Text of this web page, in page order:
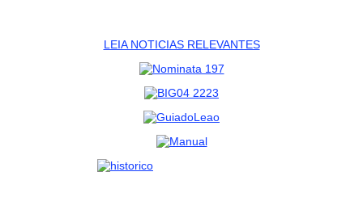
LEIA NOTICIAS RELEVANTES